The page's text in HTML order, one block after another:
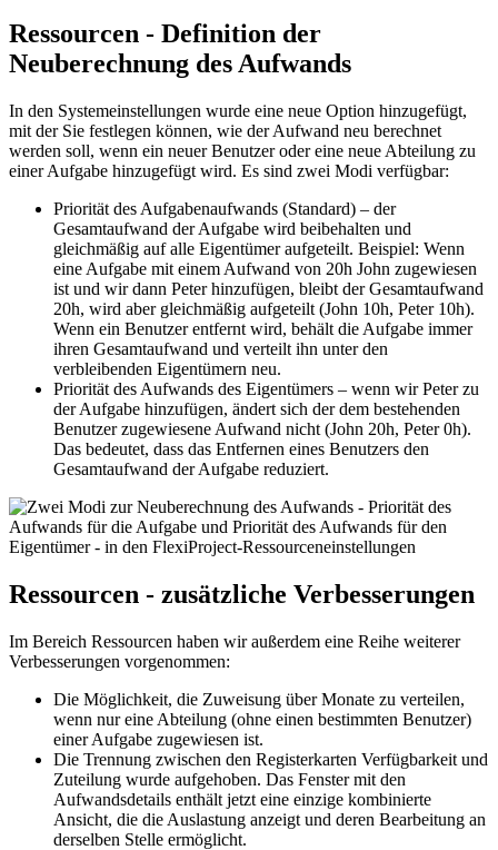
Ressourcen - Definition der
Neuberechnung des Aufwands
In den Systemeinstellungen wurde eine neue Option hinzugefügt,
mit der Sie festlegen können, wie der Aufwand neu berechnet
werden soll, wenn ein neuer Benutzer oder eine neue Abteilung zu
einer Aufgabe hinzugefügt wird. Es sind zwei Modi verfügbar:
Priorität des Aufgabenaufwands (Standard) – der
Gesamtaufwand der Aufgabe wird beibehalten und
gleichmäßig auf alle Eigentümer aufgeteilt. Beispiel: Wenn
eine Aufgabe mit einem Aufwand von 20h John zugewiesen
ist und wir dann Peter hinzufügen, bleibt der Gesamtaufwand
20h, wird aber gleichmäßig aufgeteilt (John 10h, Peter 10h).
Wenn ein Benutzer entfernt wird, behält die Aufgabe immer
ihren Gesamtaufwand und verteilt ihn unter den
verbleibenden Eigentümern neu.
Priorität des Aufwands des Eigentümers – wenn wir Peter zu
der Aufgabe hinzufügen, ändert sich der dem bestehenden
Benutzer zugewiesene Aufwand nicht (John 20h, Peter 0h).
Das bedeutet, dass das Entfernen eines Benutzers den
Gesamtaufwand der Aufgabe reduziert.
Ressourcen - zusätzliche Verbesserungen
Im Bereich Ressourcen haben wir außerdem eine Reihe weiterer
Verbesserungen vorgenommen:
Die Möglichkeit, die Zuweisung über Monate zu verteilen,
wenn nur eine Abteilung (ohne einen bestimmten Benutzer)
einer Aufgabe zugewiesen ist.
Die Trennung zwischen den Registerkarten Verfügbarkeit und
Zuteilung wurde aufgehoben. Das Fenster mit den
Aufwandsdetails enthält jetzt eine einzige kombinierte
Ansicht, die die Auslastung anzeigt und deren Bearbeitung an
derselben Stelle ermöglicht.